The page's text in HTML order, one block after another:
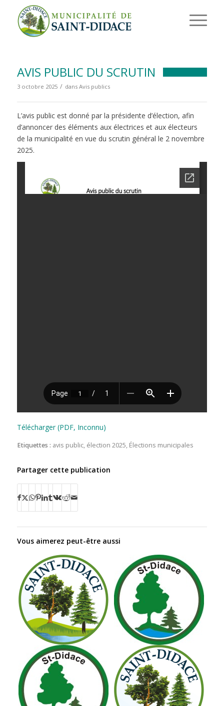
AVIS PUBLIC DU SCRUTIN
3 octobre 2025 / dans Avis publics
L’avis public est donné par la présidente d’élection, afin
d’annoncer des éléments aux électrices et aux électeurs
de la municipalité en vue du scrutin général le 2 novembre
2025.
Télécharger (PDF, Inconnu)
Etiquettes : avis public, élection 2025, Élections municipales
Partager cette publication
Vous aimerez peut-être aussi